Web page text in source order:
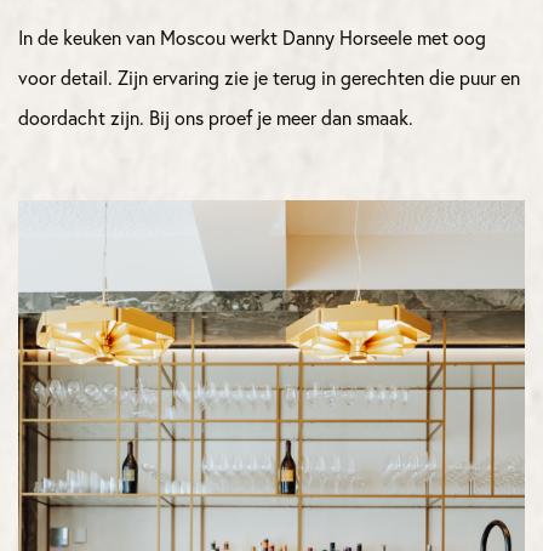
In de keuken van Moscou werkt Danny Horseele met oog
voor detail. Zijn ervaring zie je terug in gerechten die puur en
doordacht zijn. Bij ons proef je meer dan smaak.